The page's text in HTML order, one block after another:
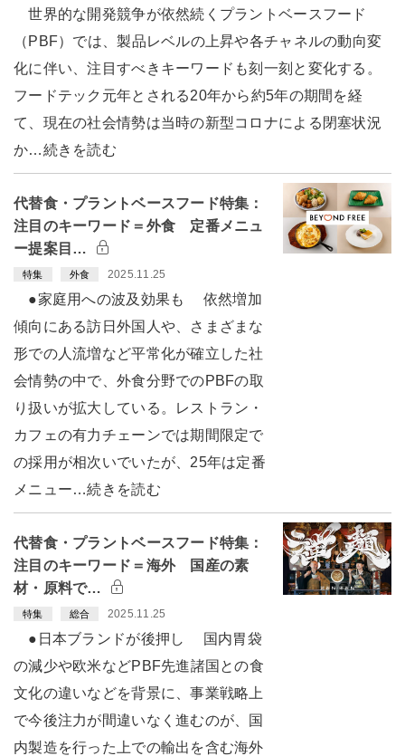
世界的な開発競争が依然続くプラントベースフード
（PBF）では、製品レベルの上昇や各チャネルの動向変
化に伴い、注目すべきキーワードも刻一刻と変化する。
フードテック元年とされる20年から約5年の期間を経
て、現在の社会情勢は当時の新型コロナによる閉塞状況
か…続きを読む
代替食・プラントベースフード特集：
注目のキーワード＝外食 定番メニュ
ー提案目…
特集 外食 2025.11.25
●家庭用への波及効果も 依然増加
傾向にある訪日外国人や、さまざまな
形での人流増など平常化が確立した社
会情勢の中で、外食分野でのPBFの取
り扱いが拡大している。レストラン・
カフェの有力チェーンでは期間限定で
の採用が相次いでいたが、25年は定番
メニュー…続きを読む
代替食・プラントベースフード特集：
注目のキーワード＝海外 国産の素
材・原料で…
特集 総合 2025.11.25
●日本ブランドが後押し 国内胃袋
の減少や欧米などPBF先進諸国との食
文化の違いなどを背景に、事業戦略上
で今後注力が間違いなく進むのが、国
内製造を行った上での輸出を含む海外